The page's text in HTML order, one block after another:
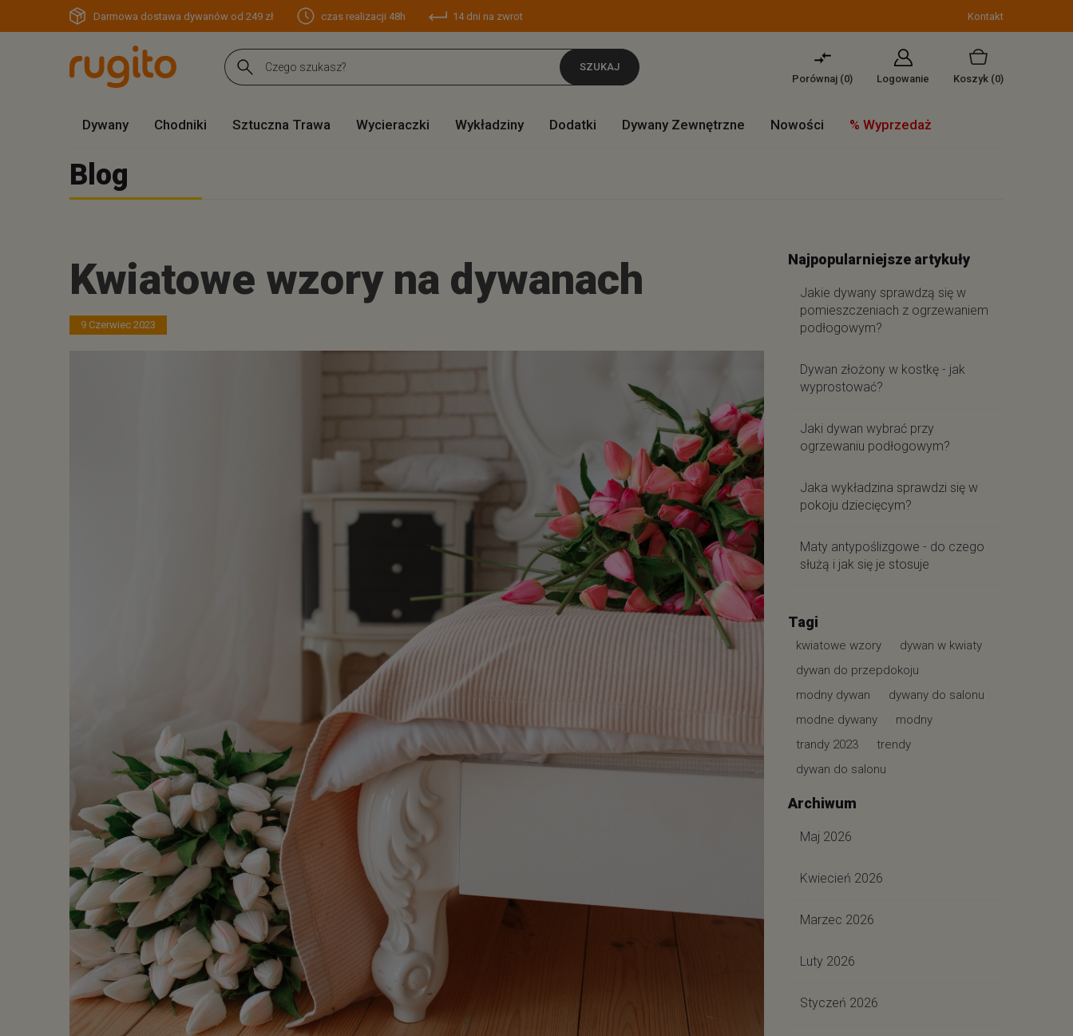
Darmowa dostawa dywanów od 249 zł czas realizacji 48h 14 dni na zwrot Kontakt
SZUKAJ
Porównaj (0) Logowanie Koszyk (0)
Dywany Chodniki Sztuczna Trawa Wycieraczki Wykładziny Dodatki Dywany Zewnętrzne Nowości % Wyprzedaż
Blog
Kwiatowe wzory na dywanach
9 Czerwiec 2023
Najpopularniejsze artykuły
Jakie dywany sprawdzą się w
pomieszczeniach z ogrzewaniem
podłogowym?
Dywan złożony w kostkę - jak
wyprostować?
Jaki dywan wybrać przy
ogrzewaniu podłogowym?
Jaka wykładzina sprawdzi się w
pokoju dziecięcym?
Maty antypoślizgowe - do czego
służą i jak się je stosuje
Tagi
kwiatowe wzory
dywan w kwiaty
dywan do przepdokoju
modny dywan
dywany do salonu
modne dywany
modny
trandy 2023
trendy
dywan do salonu
Archiwum
Maj 2026
Kwiecień 2026
Marzec 2026
Luty 2026
Styczeń 2026